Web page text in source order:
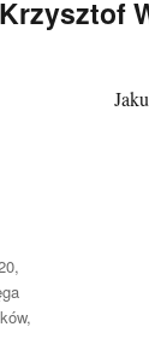
,
,